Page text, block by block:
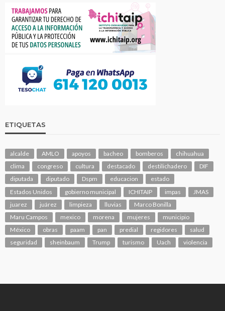
ETIQUETAS
alcalde AMLO apoyos bacheo bomberos
chihuahua
clima
congreso cultura destacado destilichadero
DIF
diputada
diputado Dspm educacion
estado
Estados Unidos
gobierno municipal ICHITAIP impas
JMAS
juarez
juárez limpieza lluvias
Marco Bonilla
Maru Campos
mexico morena mujeres
municipio
México
obras paam pan predial regidores
salud
seguridad
sheinbaum Trump turismo Uach violencia